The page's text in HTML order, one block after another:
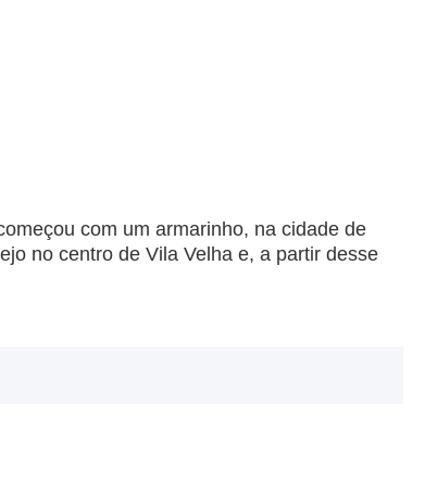
com um armarinho, na cidade de
no centro de Vila Velha e, a partir desse